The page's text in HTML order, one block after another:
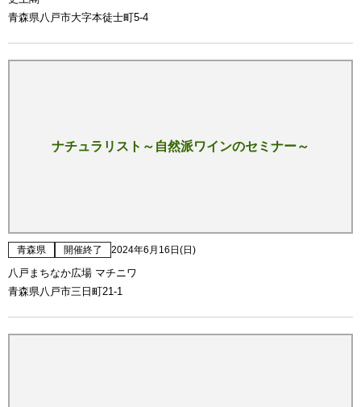
青森県八戸市大字本徒士町5-4
ナチュラリスト～自然派ワインのセミナー～
青森県 開催終了 2024年6月16日(日)
八戸まちなか広場 マチニワ
青森県八戸市三日町21-1